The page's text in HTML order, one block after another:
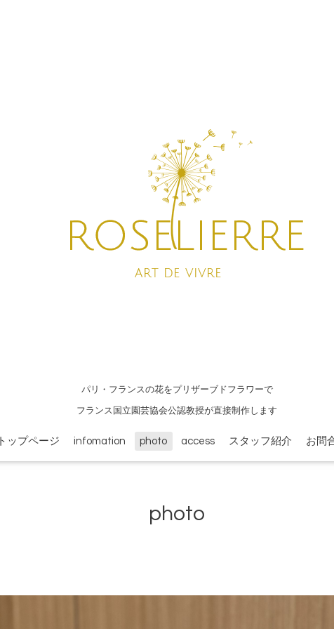
パリ・フランスの花をプリザーブドフラワーで
フランス国立園芸協会公認教授が直接制作します
トップページ infomation photo access スタッフ紹介 お問
photo